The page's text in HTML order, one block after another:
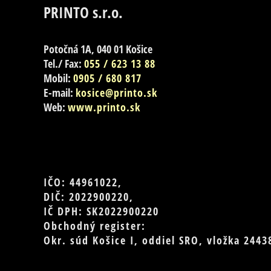
PRINTO s.r.o.
Potočná 1A, 040 01 Košice
Tel./ Fax: 055 / 623 13 88
Mobil: 0905 / 680 817
E-mail: kosice@printo.sk
Web: www.printo.sk
IČO: 44961022,
DIČ: 2022900220,
IČ DPH: SK2022900220
Obchodný register:
Okr. súd Košice I, oddiel SRO, vložka